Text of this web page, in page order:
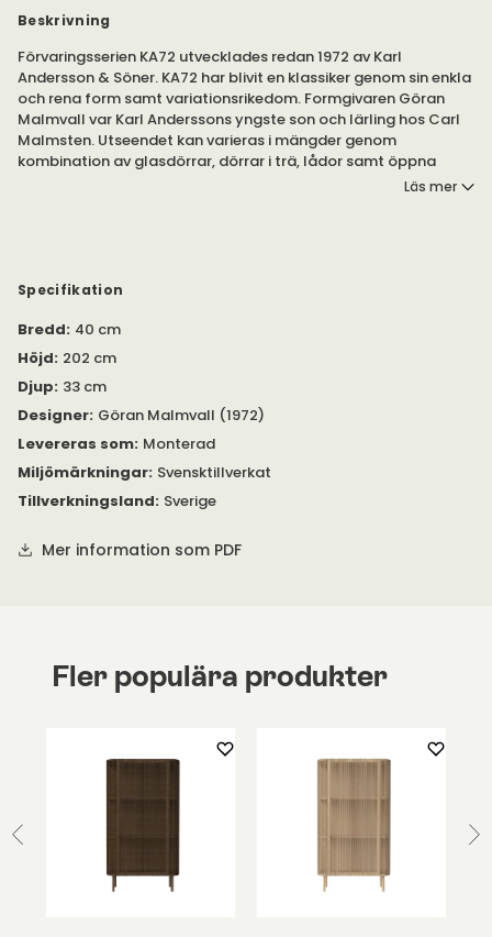
Beskrivning
Förvaringsserien KA72 utvecklades redan 1972 av Karl
Andersson & Söner. KA72 har blivit en klassiker genom sin enkla
och rena form samt variationsrikedom. Formgivaren Göran
Malmvall var Karl Anderssons yngste son och lärling hos Carl
Malmsten. Utseendet kan varieras i mängder genom
kombination av glasdörrar, dörrar i trä, lådor samt öppna
förnicklade eller i mässing.
KA72 passar perfekt i vardagsrum, konferensrum, kök,
bibliotek, som monterskåp, som sidobord, TV-bänk och
utställningsskåp.
Som rekommenderat tillval finns påbyggnadshyllplan, lås och
LED-belysning för skåpen med glasdörrar. Till skåpet
Se bifogad PDF under 'Specifikation' för med information.
Läs mer
Specifikation
Bredd: 40 cm
Höjd: 202 cm
Djup: 33 cm
Designer: Göran Malmvall (1972)
Levereras som: Monterad
Miljömärkningar: Svensktillverkat
Tillverkningsland: Sverige
Mer information som PDF
Fler populära produkter